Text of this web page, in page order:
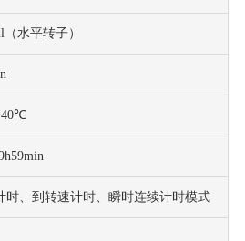
（水平转子）
时、到转速计时、瞬时连续计时模式